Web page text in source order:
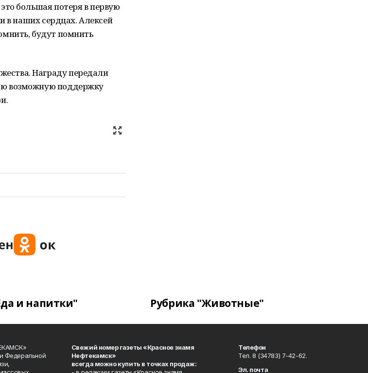
большая потеря в первую
в наших сердцах. Алексей
будут помнить
Награду передали
возможную поддержку
и напитки" Рубрика "Животные"
Федеральной
Свежий номер газеты «Красное знамя
Нефтекамск»
всегда можно купить в точках продаж:
Телефон
Тел. 8 (34783) 7-42-62.
Эл. почта